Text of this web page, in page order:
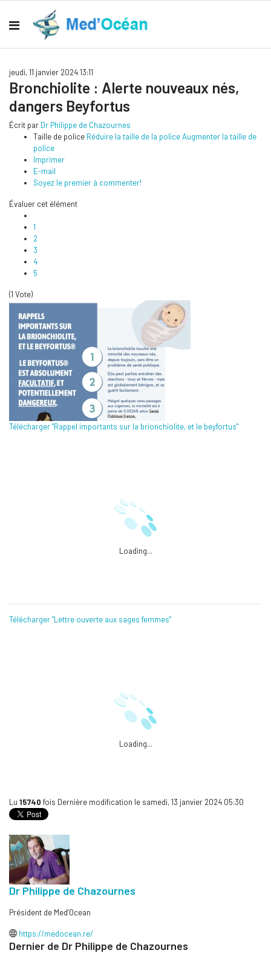
jeudi, 11 janvier 2024 13:11
Bronchiolite : Alerte nouveaux nés,
dangers Beyfortus
Écrit par Dr Philippe de Chazournes
Taille de police Réduire la taille de la policeAugmenter la taille de
police
Imprimer
E-mail
Soyez le premier à commenter!
Évaluer cet élément
1
2
3
4
5
(1 Vote)
Télécharger "Rappel importants sur la brionchiolite, et le beyfortus"
Loading...
Télécharger "Lettre ouverte aux sages femmes"
Loading...
Lu 15740 fois Dernière modification le samedi, 13 janvier 2024 05:30
Dr Philippe de Chazournes
Président de Med’Ocean
https://medocean.re/
Dernier de Dr Philippe de Chazournes